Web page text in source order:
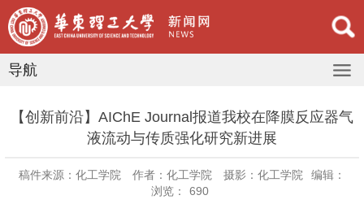
导航
【创新前沿】AIChE Journal报道我校在降膜反应器气
液流动与传质强化研究新进展
稿件来源：化工学院 作者：化工学院 摄影：化工学院
编辑：
浏览：
690